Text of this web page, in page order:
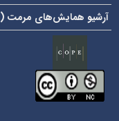
آرشیو همایش‌های مرمت (